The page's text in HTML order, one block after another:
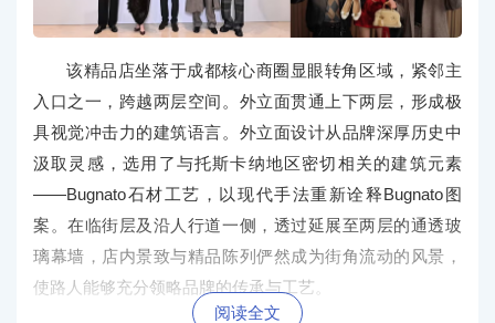
该精品店坐落于成都核心商圈显眼转角区域，紧邻主
入口之一，跨越两层空间。外立面贯通上下两层，形成极
具视觉冲击力的建筑语言。外立面设计从品牌深厚历史中
汲取灵感，选用了与托斯卡纳地区密切相关的建筑元素
——Bugnato石材工艺，以现代手法重新诠释Bugnato图
案。在临街层及沿人行道一侧，透过延展至两层的通透玻
璃幕墙，店内景致与精品陈列俨然成为街角流动的风景，
使路人能够充分领略品牌的传承与工艺。
阅读全文